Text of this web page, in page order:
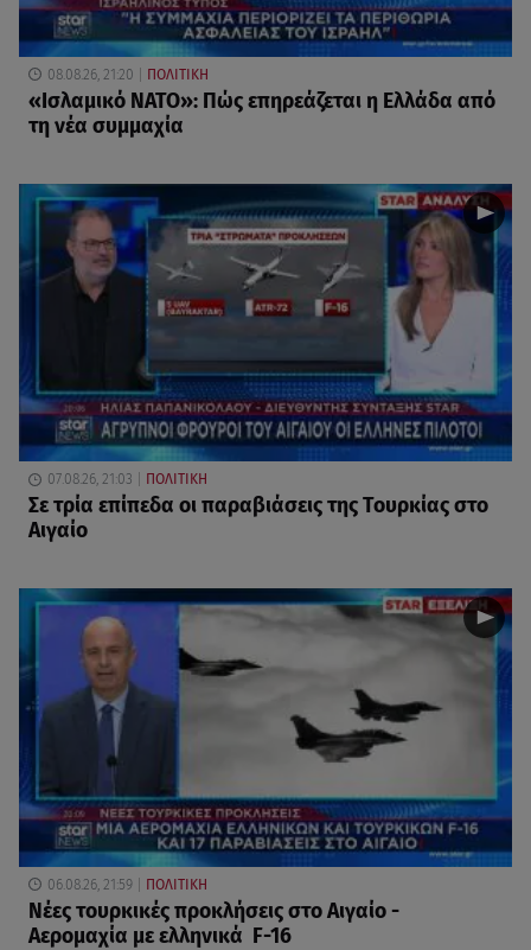
08.08.26, 21:20 ΠΟΛΙΤΙΚΗ
«Ισλαμικό ΝΑΤΟ»: Πώς επηρεάζεται η Ελλάδα από
τη νέα συμμαχία
07.08.26, 21:03 ΠΟΛΙΤΙΚΗ
Σε τρία επίπεδα οι παραβιάσεις της Τουρκίας στο
Αιγαίο
06.08.26, 21:59 ΠΟΛΙΤΙΚΗ
Νέες τουρκικές προκλήσεις στο Αιγαίο -
Αερομαχία με ελληνικά F-16